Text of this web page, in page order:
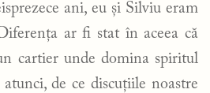
ani, eu și Silviu eram
ar fi stat în aceea că
cartier unde domina spiritul
atunci, de ce discuțiile noastre